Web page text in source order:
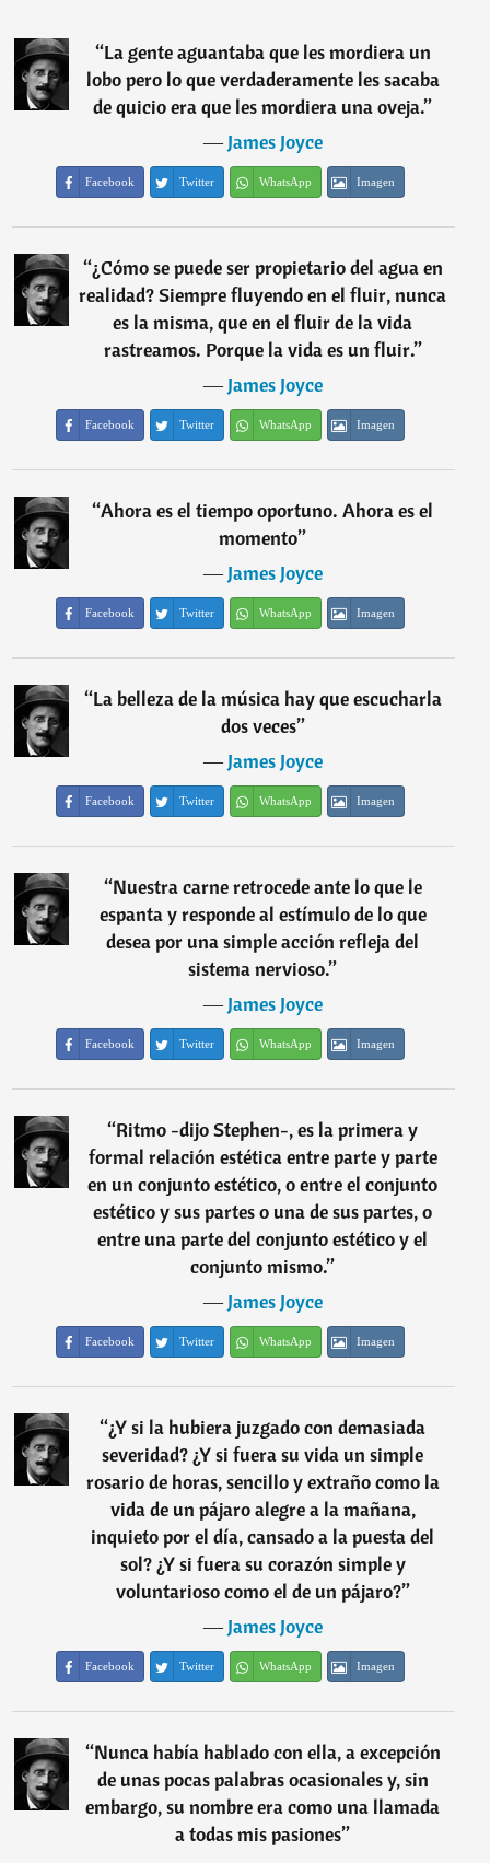
“La gente aguantaba que les mordiera un
lobo pero lo que verdaderamente les sacaba
de quicio era que les mordiera una oveja.”
―James Joyce
Facebook Twitter WhatsApp Imagen
“¿Cómo se puede ser propietario del agua en
realidad? Siempre fluyendo en el fluir, nunca
es la misma, que en el fluir de la vida
rastreamos. Porque la vida es un fluir.”
―James Joyce
Facebook Twitter WhatsApp Imagen
“Ahora es el tiempo oportuno. Ahora es el
momento”
―James Joyce
Facebook Twitter WhatsApp Imagen
“La belleza de la música hay que escucharla
dos veces”
―James Joyce
Facebook Twitter WhatsApp Imagen
“Nuestra carne retrocede ante lo que le
espanta y responde al estímulo de lo que
desea por una simple acción refleja del
sistema nervioso.”
―James Joyce
Facebook Twitter WhatsApp Imagen
“Ritmo -dijo Stephen-, es la primera y
formal relación estética entre parte y parte
en un conjunto estético, o entre el conjunto
estético y sus partes o una de sus partes, o
entre una parte del conjunto estético y el
conjunto mismo.”
―James Joyce
Facebook Twitter WhatsApp Imagen
“¿Y si la hubiera juzgado con demasiada
severidad? ¿Y si fuera su vida un simple
rosario de horas, sencillo y extraño como la
vida de un pájaro alegre a la mañana,
inquieto por el día, cansado a la puesta del
sol? ¿Y si fuera su corazón simple y
voluntarioso como el de un pájaro?”
―James Joyce
Facebook Twitter WhatsApp Imagen
“Nunca había hablado con ella, a excepción
de unas pocas palabras ocasionales y, sin
embargo, su nombre era como una llamada
a todas mis pasiones”